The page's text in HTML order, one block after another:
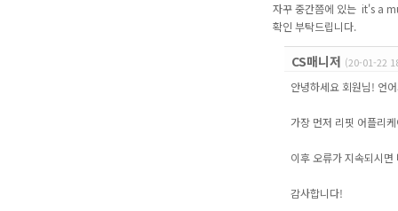
자꾸 중간쯤에 있는 it's a
확인 부탁드립니다.
CS매니저 (20-01-22
안녕하세요 회원님! 언
가장 먼저 리핏 어플리
이후 오류가 지속되시
감사합니다!